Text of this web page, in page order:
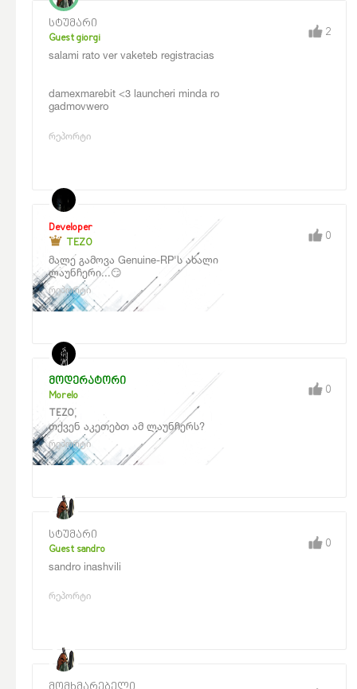
სტუმარი
Guest giorgi
salami rato ver vaketeb registracias
damexmarebit <3 launcheri minda ro
gadmovwero
რეპორტი
2
Developer
TEZO
მალე გამოვა Genuine-RP'ს ახალი
ლაუნჩერი...😏
რეპორტი
0
მოდერატორი
Morelo
TEZO,
თქვენ აკეთებთ ამ ლაუნჩერს?
რეპორტი
0
სტუმარი
Guest sandro
sandro inashvili
რეპორტი
0